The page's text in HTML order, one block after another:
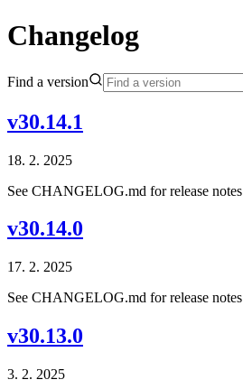
Changelog
Find a version
v30.14.1
18. 2. 2025
See CHANGELOG.md for release notes
v30.14.0
17. 2. 2025
See CHANGELOG.md for release notes
v30.13.0
3. 2. 2025